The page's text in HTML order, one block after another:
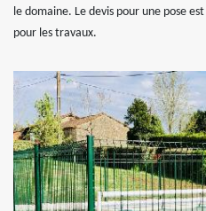
le domaine. Le devis pour une pose
pour les travaux.